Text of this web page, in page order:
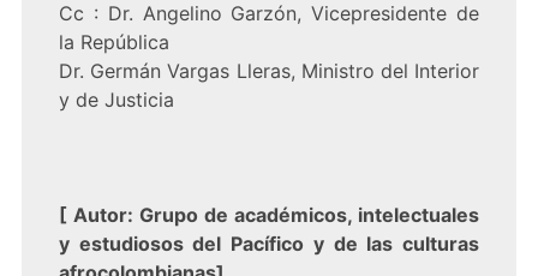
Cc : Dr. Angelino Garzón, Vicepresidente de
la República
Dr. Germán Vargas Lleras, Ministro del Interior
y de Justicia
[ Autor: Grupo de académicos, intelectuales
y estudiosos del Pacífico y de las culturas